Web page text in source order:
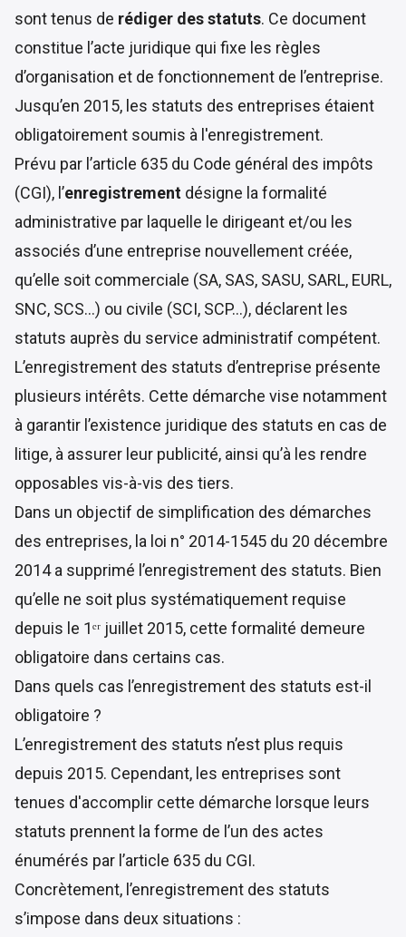
sont tenus de rédiger des statuts. Ce document
constitue l’acte juridique qui fixe les règles
d’organisation et de fonctionnement de l’entreprise.
Jusqu’en 2015, les statuts des entreprises étaient
obligatoirement soumis à l'enregistrement.
Prévu par l’article 635 du Code général des impôts
(CGI), l’enregistrement désigne la formalité
administrative par laquelle le dirigeant et/ou les
associés d’une entreprise nouvellement créée,
qu’elle soit commerciale (SA, SAS, SASU, SARL, EURL,
SNC, SCS…) ou civile (SCI, SCP…), déclarent les
statuts auprès du service administratif compétent.
L’enregistrement des statuts d’entreprise présente
plusieurs intérêts. Cette démarche vise notamment
à garantir l’existence juridique des statuts en cas de
litige, à assurer leur publicité, ainsi qu’à les rendre
opposables vis-à-vis des tiers.
Dans un objectif de simplification des démarches
des entreprises, la loi n° 2014-1545 du 20 décembre
2014a supprimé l’enregistrement des statuts. Bien
qu’elle ne soit plus systématiquement requise
depuis le 1ᵉʳ juillet 2015, cette formalité demeure
obligatoire dans certains cas.
Dans quels cas l’enregistrement des statuts est-il
obligatoire ?
L’enregistrement des statuts n’est plus requis
depuis 2015. Cependant, les entreprises sont
tenues d'accomplir cette démarche lorsque leurs
statuts prennent la forme de l’un des actes
énumérés par l’article 635 du CGI.
Concrètement, l’enregistrement des statuts
s’impose dans deux situations :